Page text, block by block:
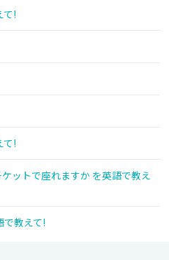
て!
て!
ットで座れますか を英語で教え
で教えて!